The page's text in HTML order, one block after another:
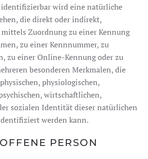
identifizierbar wird eine natürliche
die direkt oder indirekt,
Zuordnung zu einer Kennung
zu einer Kennnummer, zu
zu einer Online-Kennung oder zu
besonderen Merkmalen, die
physiologischen,
wirtschaftlichen,
sozialen Identität dieser natürlichen
werden kann.
PERSON